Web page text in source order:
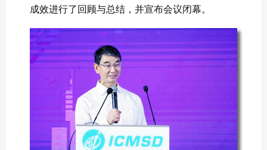
成效进行了回顾与总结，并宣布会议闭幕。